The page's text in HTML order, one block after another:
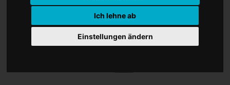
Ich lehne ab
Einstellungen ändern